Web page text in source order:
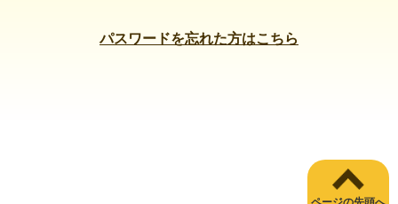
パスワードを忘れた方はこちら